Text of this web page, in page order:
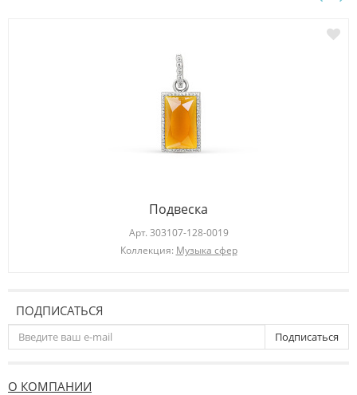
Подвеска
Арт. 303107-128-0019
Коллекция: Музыка сфер
ПОДПИСАТЬСЯ
Подписаться
О КОМПАНИИ